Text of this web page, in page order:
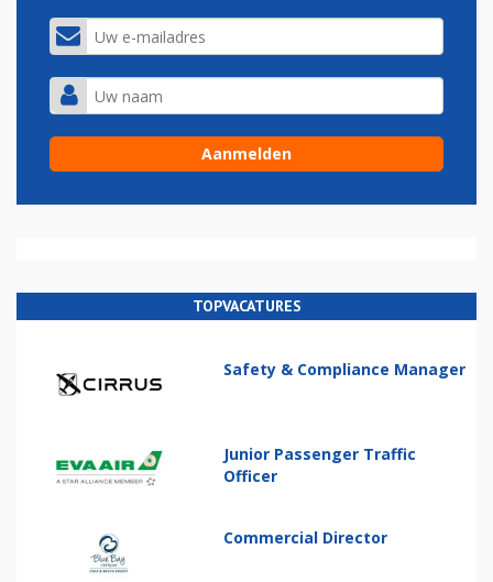
TOPVACATURES
Safety & Compliance Manager
Junior Passenger Traffic
Officer
Commercial Director